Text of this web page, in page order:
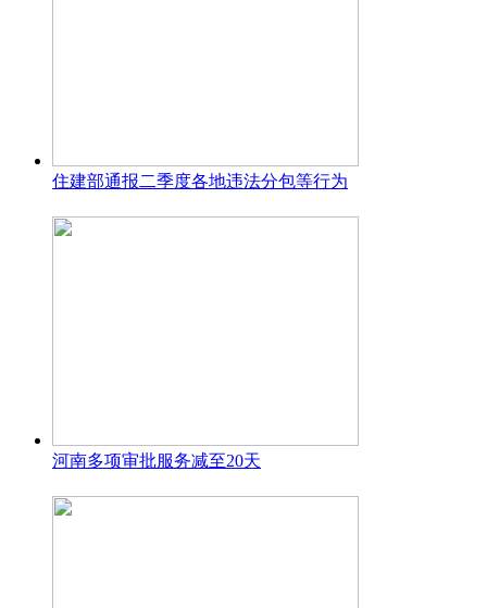
住建部通报二季度各地违法分包等行为
河南多项审批服务减至20天